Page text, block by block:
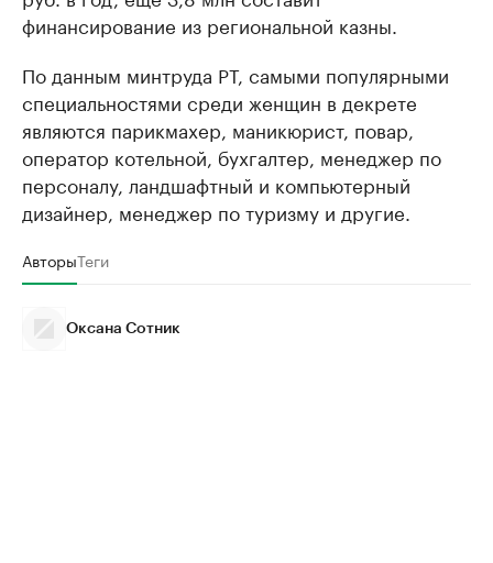
финансирование из региональной казны.
По данным минтруда РТ, самыми популярными
специальностями среди женщин в декрете
являются парикмахер, маникюрист, повар,
оператор котельной, бухгалтер, менеджер по
персоналу, ландшафтный и компьютерный
дизайнер, менеджер по туризму и другие.
АвторыТеги
Оксана Сотник